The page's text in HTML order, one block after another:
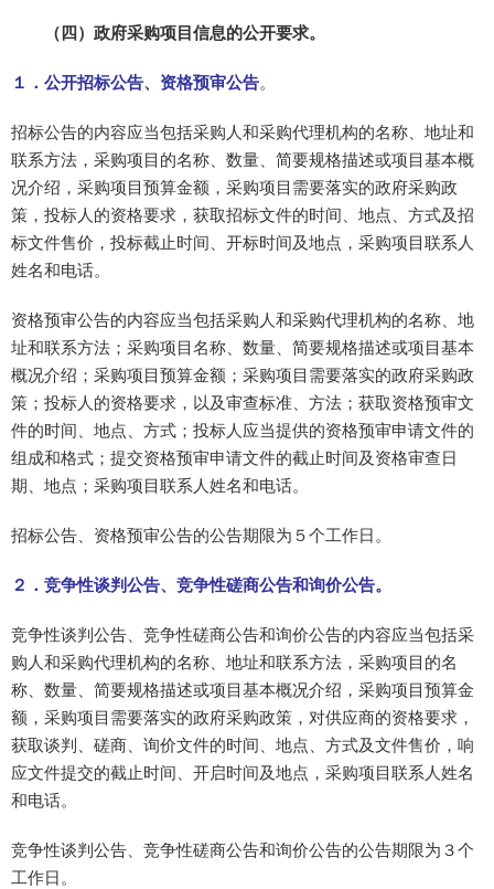
（四）政府采购项目信息的公开要求。
１．公开招标公告、资格预审公告。
招标公告的内容应当包括采购人和采购代理机构的名称、地址和
联系方法，采购项目的名称、数量、简要规格描述或项目基本概
况介绍，采购项目预算金额，采购项目需要落实的政府采购政
策，投标人的资格要求，获取招标文件的时间、地点、方式及招
标文件售价，投标截止时间、开标时间及地点，采购项目联系人
姓名和电话。
资格预审公告的内容应当包括采购人和采购代理机构的名称、地
址和联系方法；采购项目名称、数量、简要规格描述或项目基本
概况介绍；采购项目预算金额；采购项目需要落实的政府采购政
策；投标人的资格要求，以及审查标准、方法；获取资格预审文
件的时间、地点、方式；投标人应当提供的资格预审申请文件的
组成和格式；提交资格预审申请文件的截止时间及资格审查日
期、地点；采购项目联系人姓名和电话。
招标公告、资格预审公告的公告期限为５个工作日。
２．竞争性谈判公告、竞争性磋商公告和询价公告。
竞争性谈判公告、竞争性磋商公告和询价公告的内容应当包括采
购人和采购代理机构的名称、地址和联系方法，采购项目的名
称、数量、简要规格描述或项目基本概况介绍，采购项目预算金
额，采购项目需要落实的政府采购政策，对供应商的资格要求，
获取谈判、磋商、询价文件的时间、地点、方式及文件售价，响
应文件提交的截止时间、开启时间及地点，采购项目联系人姓名
和电话。
竞争性谈判公告、竞争性磋商公告和询价公告的公告期限为３个
工作日。